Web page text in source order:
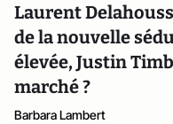
Laurent
de la nouvelle
élevée, Justin
marché ?
Barbara Lambert